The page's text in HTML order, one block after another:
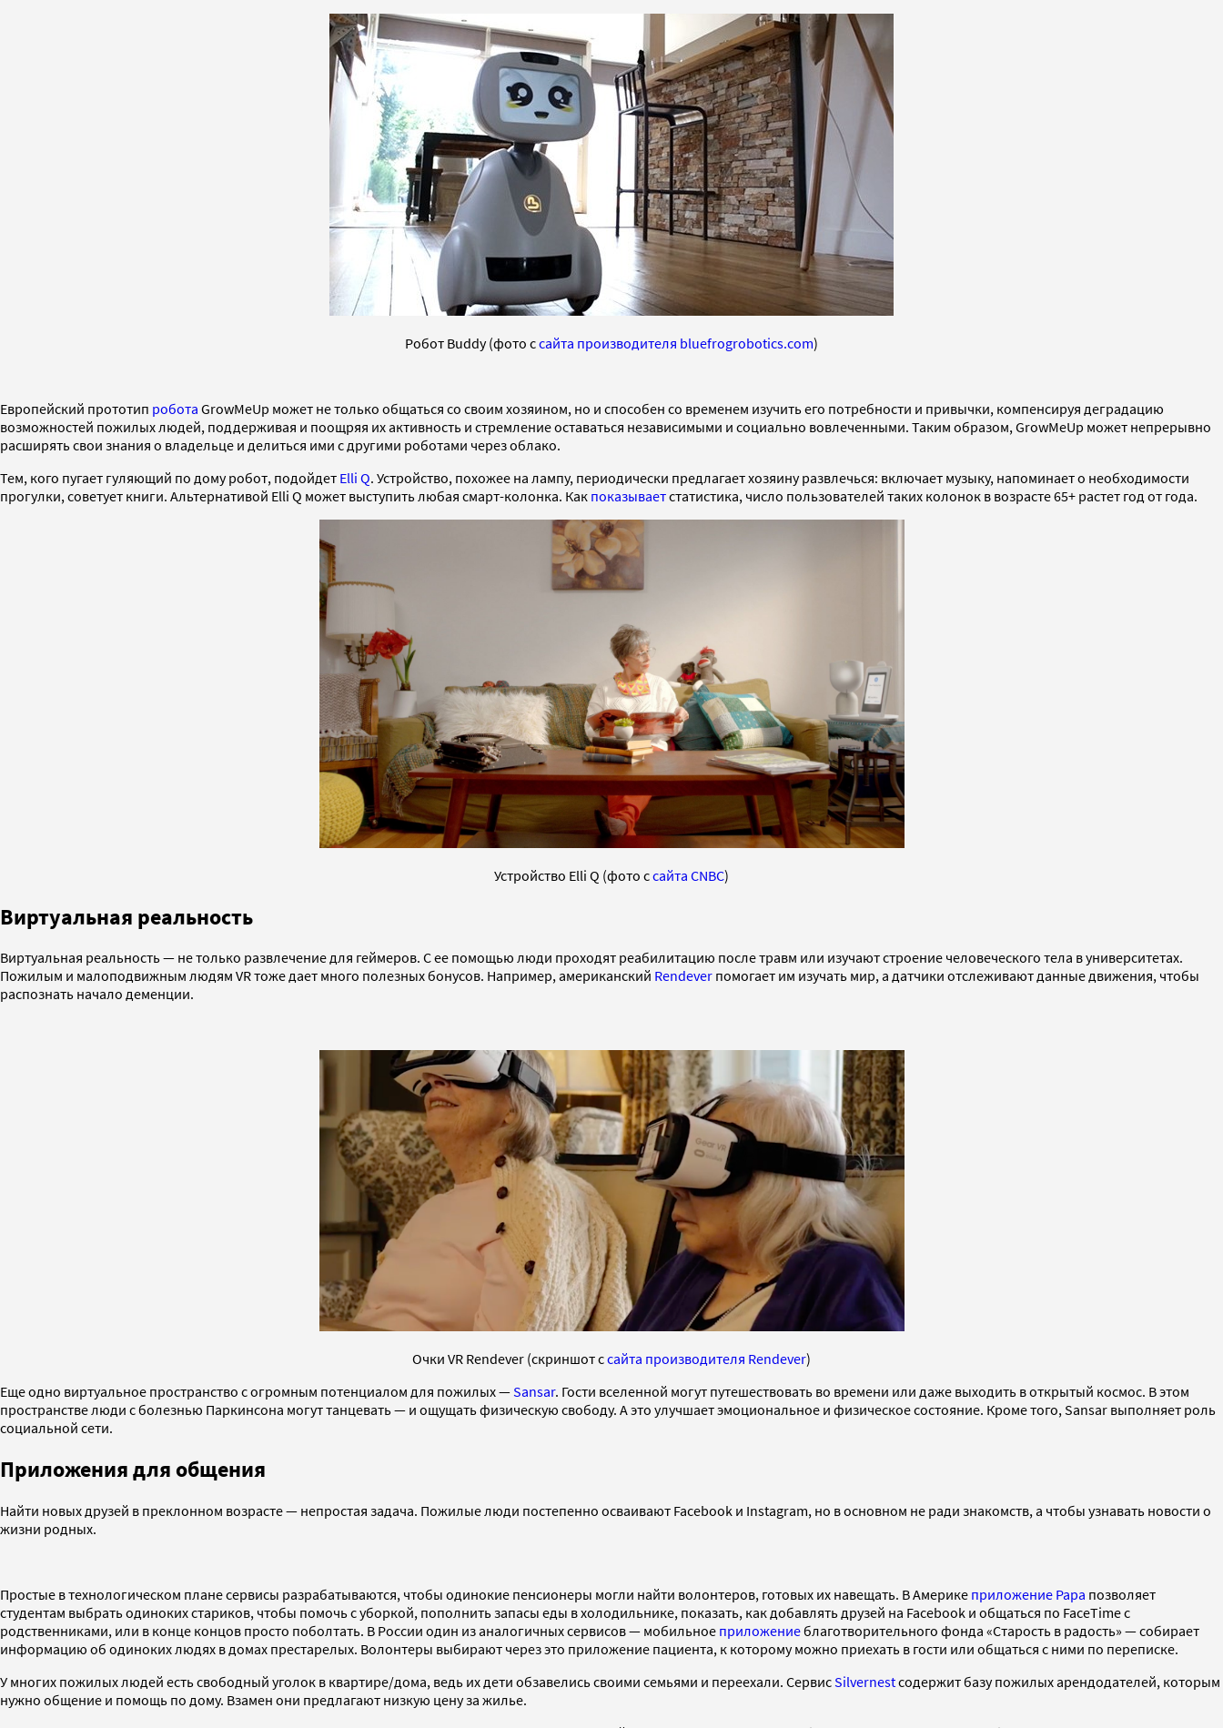
Робот Buddy (фото ссайта производителя bluefrogrobotics.com)
Европейский прототип робота GrowMeUp может не только общаться со своим хозяином, но и способен со временем изучить его потребности и привычки, компенсируя деградацию
возможностей пожилых людей, поддерживая и поощряя их активность и стремление оставаться независимыми и социально вовлеченными. Таким образом, GrowMeUp может непрерывно
расширять свои знания о владельце и делиться ими с другими роботами через облако.
Тем, кого пугает гуляющий по дому робот, подойдет Elli Q. Устройство, похожее на лампу, периодически предлагает хозяину развлечься: включает музыку, напоминает о необходимости
прогулки, советует книги. Альтернативой Elli Q может выступить любая смарт-колонка. Как показываетстатистика, число пользователей таких колонок в возрасте 65+ растет год от года.
Устройство Elli Q (фото ссайта CNBC)
Виртуальная реальность
Виртуальная реальность — не только развлечение для геймеров. С ее помощью люди проходят реабилитацию после травм или изучают строение человеческого тела в университетах.
Пожилым и малоподвижным людям VR тоже дает много полезных бонусов. Например, американский Rendever помогает им изучать мир, а датчики отслеживают данные движения, чтобы
распознать начало деменции.
Очки VR Rendever (скриншот ссайта производителя Rendever)
Еще одно виртуальное пространство с огромным потенциалом для пожилых —Sansar. Гости вселенной могут путешествовать во времени или даже выходить в открытый космос. В этом
пространстве люди с болезнью Паркинсона могут танцевать — и ощущать физическую свободу. А это улучшает эмоциональное и физическое состояние. Кроме того, Sansar выполняет роль
социальной сети.
Приложения для общения
Найти новых друзей в преклонном возрасте — непростая задача. Пожилые люди постепенно осваивают Facebook и Instagram, но в основном не ради знакомств, а чтобы узнавать новости о
жизни родных.
Простые в технологическом плане сервисы разрабатываются, чтобы одинокие пенсионеры могли найти волонтеров, готовых их навещать. В Америке приложение Papa позволяет
студентам выбрать одиноких стариков, чтобы помочь с уборкой, пополнить запасы еды в холодильнике, показать, как добавлять друзей на Facebook и общаться по FaceTime с
родственниками, или в конце концов просто поболтать. В России один из аналогичных сервисов — мобильное приложениеблаготворительного фонда «Старость в радость» — собирает
информацию об одиноких людях в домах престарелых. Волонтеры выбирают через это приложение пациента, к которому можно приехать в гости или общаться с ними по переписке.
У многих пожилых людей есть свободный уголок в квартире/дома, ведь их дети обзавелись своими семьями и переехали. СервисSilvernestсодержит базу пожилых арендодателей, которым
нужно общение и помощь по дому. Взамен они предлагают низкую цену за жилье.